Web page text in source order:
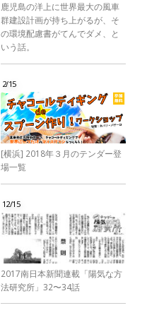
鹿児島の洋上に世界最大の風車
群建設計画が持ち上がるが、そ
の環境配慮書がてんでダメ、と
いう話。
2/15
[横浜] 2018年３月のテンダー登
場一覧
12/15
2017南日本新聞連載「陽気な方
法研究所」32〜34話